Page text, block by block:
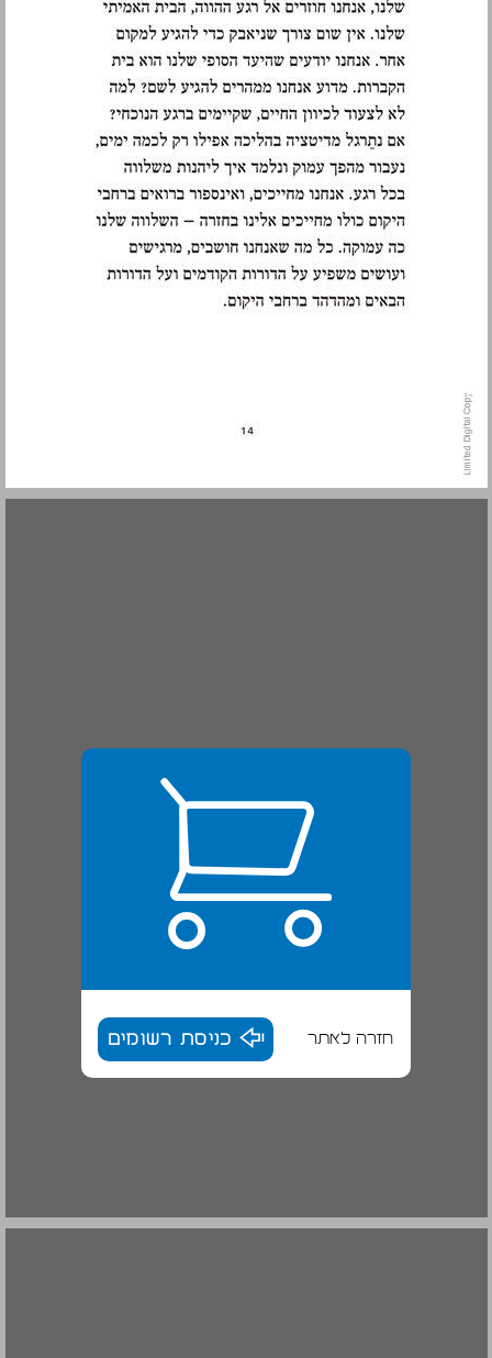
חזרה לאתר כניסת רשומים